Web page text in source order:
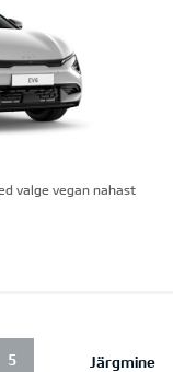
valge vegan nahast
Järgmine
5